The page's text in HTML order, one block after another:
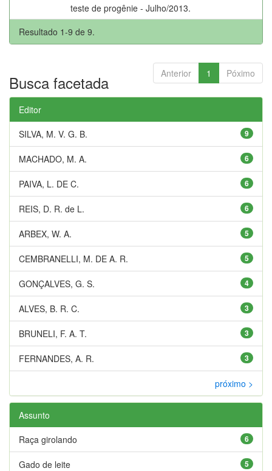
teste de progênie - Julho/2013.
Resultado 1-9 de 9.
Anterior 1 Póximo
Busca facetada
Editor
9
SILVA, M. V. G. B.
6
MACHADO, M. A.
6
PAIVA, L. DE C.
6
REIS, D. R. de L.
5
ARBEX, W. A.
5
CEMBRANELLI, M. DE A. R.
4
GONÇALVES, G. S.
3
ALVES, B. R. C.
3
BRUNELI, F. A. T.
3
FERNANDES, A. R.
próximo >
Assunto
6
Raça girolando
5
Gado de leite